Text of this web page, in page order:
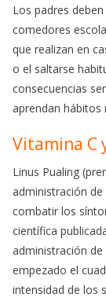
Los padres
comedores
que realizan en
o el saltarse
consecuencias
aprendan hábitos
Vitamina C
Linus Pualing
administración
combatir los
científica
administración
empezado el
intensidad de los